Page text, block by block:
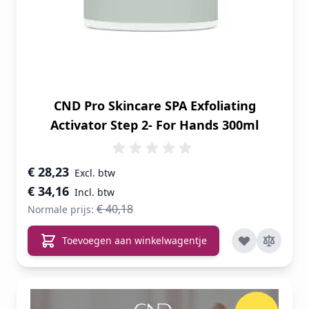
CND Pro Skincare SPA Exfoliating
Activator Step 2- For Hands 300ml
Speciale prijs
€ 34,16
€ 28,23
Normale prijs: € 40,18
Toevoegen aan winkelwagentje